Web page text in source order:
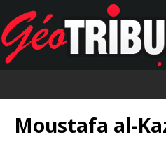
Moustafa al-